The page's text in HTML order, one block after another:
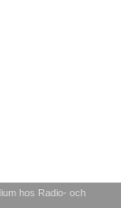
hos Radio- och